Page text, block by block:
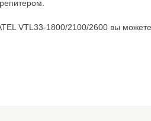
VTL33-1800/2100/2600 вы